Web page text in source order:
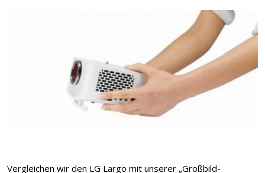
Vergleichen wir den LG Largo mit unserer „Großbild-